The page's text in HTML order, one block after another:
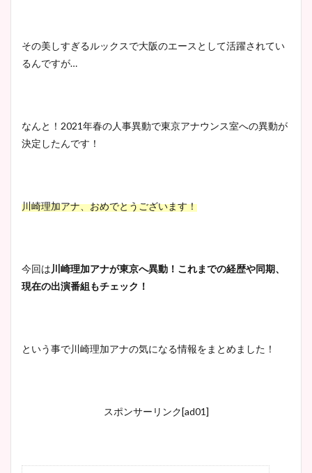
その美しすぎるルックスで大阪のエースとして活躍されてい
るんですが…
なんと！2021年春の人事異動で東京アナウンス室への異動が
決定したんです！
川崎理加アナ、おめでとうございます！
今回は川崎理加アナが東京へ異動！ これまでの経歴や同期、
現在の出演番組もチェック！
という事で川崎理加アナの気になる情報をまとめました！
スポンサーリンク[ad01]